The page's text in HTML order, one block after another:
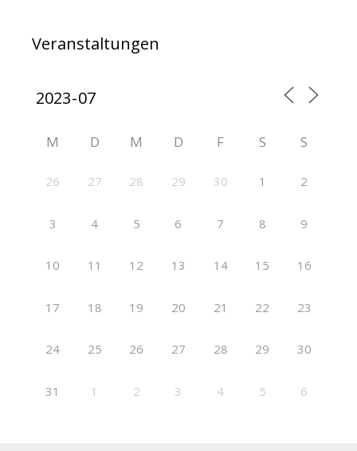
Veranstaltungen
M D M D F S S
26 27 28 29 30 1 2
3 4 5 6 7 8 9
10 11 12 13 14 15 16
17 18 19 20 21 22 23
24 25 26 27 28 29 30
31 1 2 3 4 5 6